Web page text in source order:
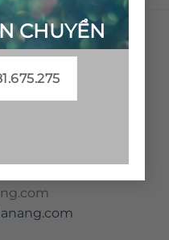
CHUYỂN
BÔNG VIỆT NAM
Chánh, Huyện Mộ
Ngãi, Việt Nam